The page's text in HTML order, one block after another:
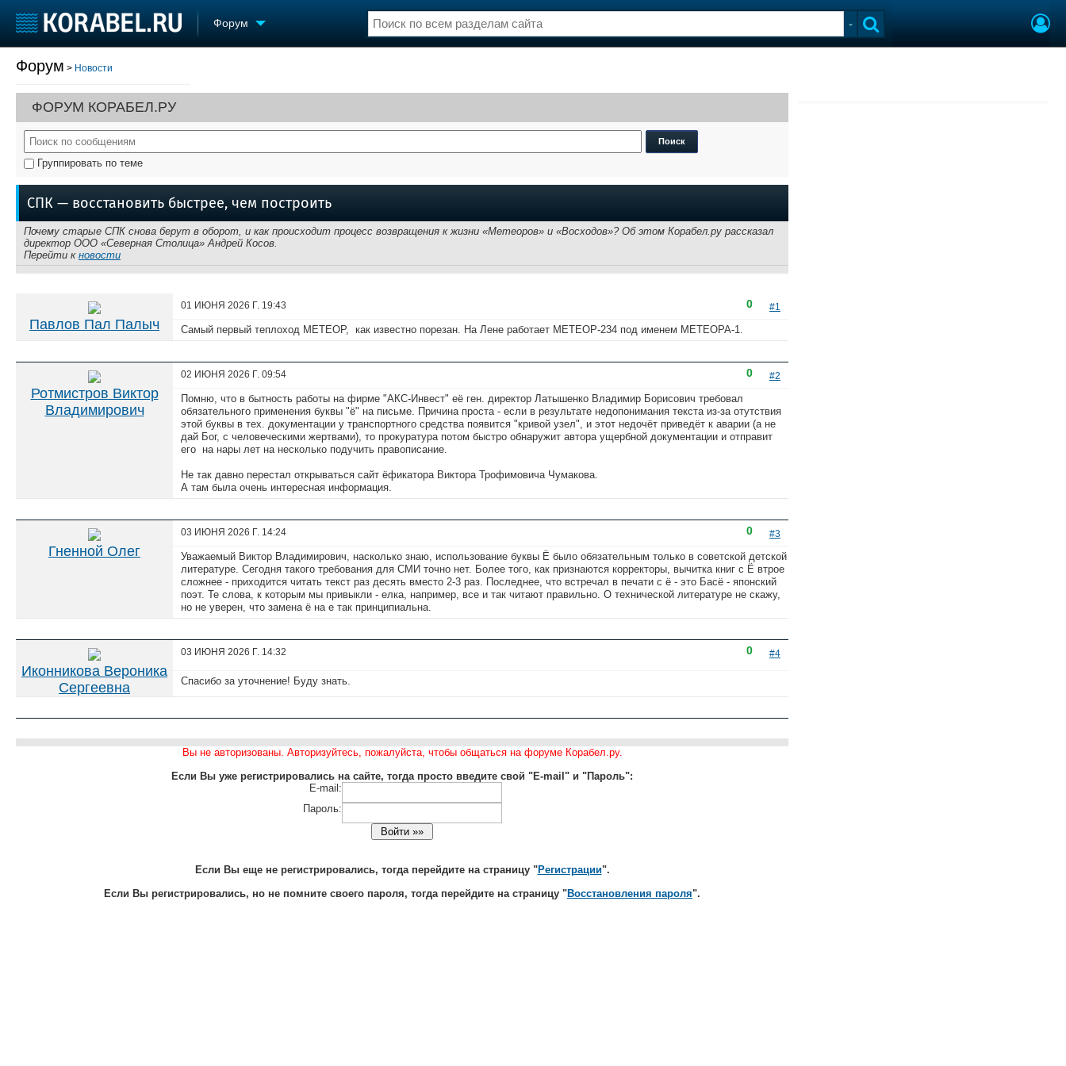
Форум
Судостроение
Пульс
Новости
Компании
Репутация
Работа
Крюинг
Журнал
Реклама
Доска объявлений
Продажа флота
Оборудование
Изделия
Услуги
Выставки и семинары
Словарь
Галерея флота
Отзывы
Все службы
Форум > Новости
ФОРУМ КОРАБЕЛ.РУ
Группировать по теме
СПК — восстановить быстрее, чем построить
Почему старые СПК снова берут в оборот, и как происходит процесс возвращения к жизни «Метеоров» и «Восходов»? Об этом Корабел.ру рассказал
директор ООО «Северная Столица» Андрей Косов.
Перейти к новости
Павлов Пал Палыч
01 ИЮНЯ 2026 Г. 19:43 #1
0
Самый первый теплоход МЕТЕОР, как известно порезан. На Лене работает МЕТЕОР-234 под именем МЕТЕОРА-1.
Ротмистров Виктор
Владимирович
02 ИЮНЯ 2026 Г. 09:54 #2
0
Помню, что в бытность работы на фирме "АКС-Инвест" её ген. директор Латышенко Владимир Борисович требовал
обязательного применения буквы "ё" на письме. Причина проста - если в результате недопонимания текста из-за отутствия
этой буквы в тех. документации у транспортного средства появится "кривой узел", и этот недочёт приведёт к аварии (а не
дай Бог, с человеческими жертвами), то прокуратура потом быстро обнаружит автора ущербной документации и отправит
его на нары лет на несколько подучить правописание.
Не так давно перестал открываться сайт ёфикатора Виктора Трофимовича Чумакова.
А там была очень интересная информация.
Гненной Олег
03 ИЮНЯ 2026 Г. 14:24 #3
0
Уважаемый Виктор Владимирович, насколько знаю, использование буквы Ё было обязательным только в советской детской
литературе. Сегодня такого требования для СМИ точно нет. Более того, как признаются корректоры, вычитка книг с Ё втрое
сложнее - приходится читать текст раз десять вместо 2-3 раз. Последнее, что встречал в печати с ё - это Басё - японский
поэт. Те слова, к которым мы привыкли - елка, например, все и так читают правильно. О технической литературе не скажу,
но не уверен, что замена ё на е так принципиальна.
Иконникова Вероника
Сергеевна
03 ИЮНЯ 2026 Г. 14:32 #4
0
Спасибо за уточнение! Буду знать.
Вы не авторизованы. Авторизуйтесь, пожалуйста, чтобы общаться на форуме Корабел.ру.
Если Вы уже регистрировались на сайте, тогда просто введите свой "E-mail" и "Пароль":
E-mail:
Пароль:
Если Вы еще не регистрировались, тогда перейдите на страницу "Регистрации".
Если Вы регистрировались, но не помните своего пароля, тогда перейдите на страницу "Восстановления пароля".